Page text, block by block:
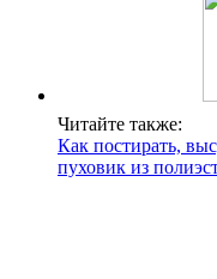
Читайте также:
Как постирать,
пуховик из